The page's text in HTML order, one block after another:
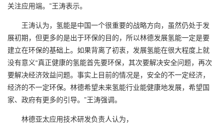
关注应用端。”王涛表示。
王涛认为，氢能是中国一个很重要的战略方向，虽然仍处于发
展初期，但更多的是出于环保的目的，所以林德发展氢能一定是要
建立在环保的基础上。如果背离了初衷，发展氢能在很大程度上就
没有意义“真正健康的氢能首先要环保，其次要解决安全问题，再次
要解决经济效益问题。事实上目前的情况是，安全的不一定经济，
经济的不一定环保。林德希望未来氢能行业能健康地发展，希望国
家、政府有更多的引导。”王涛强调。
林德亚太应用技术研发负责人认为，